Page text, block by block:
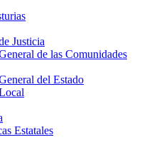
Justicia
de las Comunidades
del Estado
Estatales